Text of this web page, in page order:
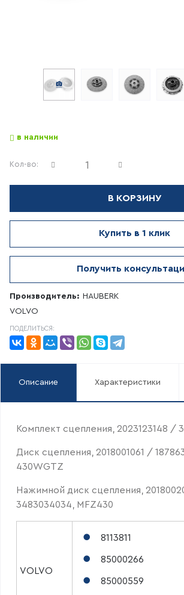
в наличии
Кол-во:
В КОРЗИНУ
Купить в 1 клик
Получить
Производитель: HAUBERK
VOLVO
ПОДЕЛИТЬСЯ:
Описание Характеристики
Комплект сцепления, 2023123148 /
Диск сцепления, 2018001061 /
430WGTZ
Нажимной диск сцепления,
3483034034, MFZ430
VOLVO
8113811
85000266
85000559